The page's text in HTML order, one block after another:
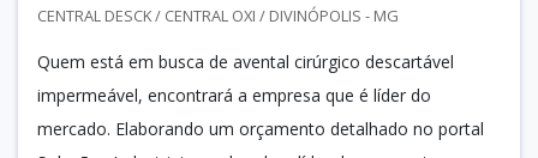
CENTRAL DESCK / CENTRAL OXI / DIVINÓPOLIS - MG
Quem está em busca de avental cirúrgico descartável
impermeável, encontrará a empresa que é líder do
mercado. Elaborando um orçamento detalhado no portal